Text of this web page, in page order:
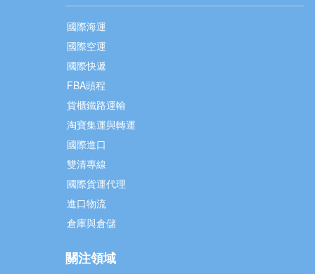
國際海運
國際空運
國際快遞
FBA頭程
貨櫃鐵路運輸
淘寶集運與轉運
國際進口
雙清專線
國際貨運代理
進口物流
倉庫與倉儲
關注領域